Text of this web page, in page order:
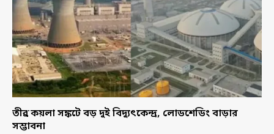
তীব্র কয়লা সঙ্কটে বড় দুই বিদ্যুৎকেন্দ্র, লোডশেডিং বাড়ার
সম্ভাবনা